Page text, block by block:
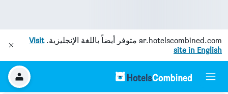
ar.hotelscombined.com متوفر أيضاً باللغة الإنجليزية.Visit
site in English